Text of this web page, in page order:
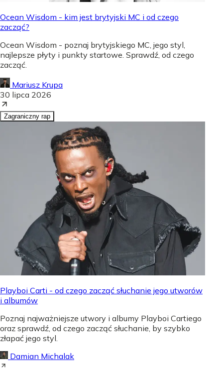
Ocean Wisdom - kim jest brytyjski MC i od czego
zacząć?
Ocean Wisdom - poznaj brytyjskiego MC, jego styl,
najlepsze płyty i punkty startowe. Sprawdź, od czego
zacząć.
Mariusz Krupa
30 lipca 2026
Zagraniczny rap
Playboi Carti - od czego zacząć słuchanie jego utworów
i albumów
Poznaj najważniejsze utwory i albumy Playboi Cartiego
oraz sprawdź, od czego zacząć słuchanie, by szybko
złapać jego styl.
Damian Michalak